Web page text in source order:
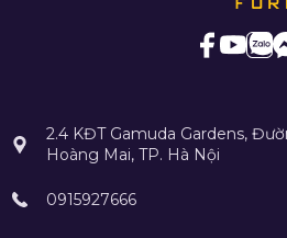
2.4 KĐT Gamuda Gardens,
Hoàng Mai, TP. Hà Nội
0915927666